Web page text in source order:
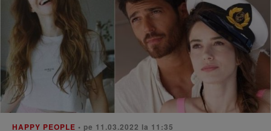
HAPPY PEOPLE • pe 11.03.2022 la 11:35